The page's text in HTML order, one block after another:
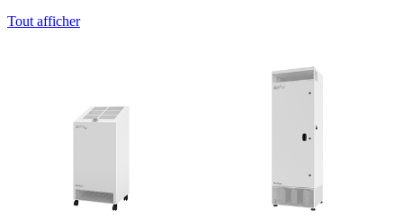
Tout afficher